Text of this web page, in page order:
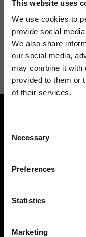
This website uses
We use cookies to
provide social
We also share
our social media,
may combine it with
provided to them or
of their services.
Selection
Necessary
Preferences
Statistics
Marketing
Acconsento a
informazioni
Cerca un negozio